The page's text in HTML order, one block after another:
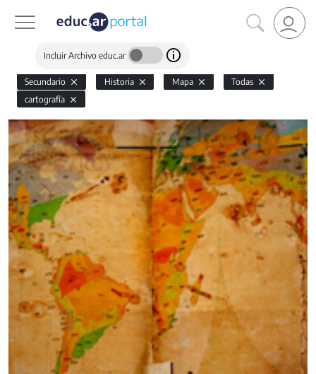
Incluir Archivo educ.ar
Secundario Historia Mapa
Todas
cartografía